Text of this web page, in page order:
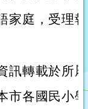
家庭，受理
訊轉載於所
市各國民小